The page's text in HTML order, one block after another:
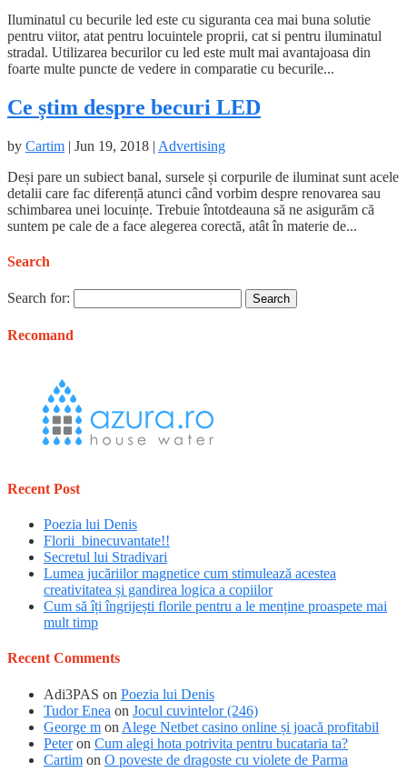
Iluminatul cu becurile led este cu siguranta cea mai buna solutie
pentru viitor, atat pentru locuintele proprii, cat si pentru iluminatul
stradal. Utilizarea becurilor cu led este mult mai avantajoasa din
foarte multe puncte de vedere in comparatie cu becurile...
Ce știm despre becuri LED
by Cartim | Jun 19, 2018 | Advertising
Deși pare un subiect banal, sursele și corpurile de iluminat sunt acele
detalii care fac diferență atunci când vorbim despre renovarea sau
schimbarea unei locuințe. Trebuie întotdeauna să ne asigurăm că
suntem pe cale de a face alegerea corectă, atât în materie de...
Search
Search for:
Recomand
Recent Post
Poezia lui Denis
Florii binecuvantate!!
Secretul lui Stradivari
Lumea jucăriilor magnetice cum stimulează acestea
creativitatea și gandirea logica a copiilor
Cum să îți îngrijești florile pentru a le menține proaspete mai
mult timp
Recent Comments
Adi3PAS on Poezia lui Denis
Tudor Enea on Jocul cuvintelor (246)
George m on Alege Netbet casino online și joacă profitabil
Peteron Cum alegi hota potrivita pentru bucataria ta?
Cartim on O poveste de dragoste cu violete de Parma